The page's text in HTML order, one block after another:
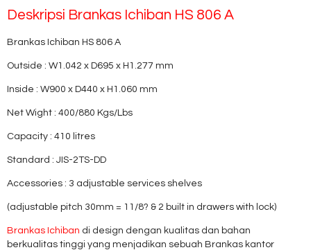
Deskripsi Brankas Ichiban HS 806 A
Brankas Ichiban HS 806 A
Outside : W1.042 x D695 x H1.277 mm
Inside : W900 x D440 x H1.060 mm
Net Wight : 400/880 Kgs/Lbs
Capacity : 410 litres
Standard : JIS-2TS-DD
Accessories : 3 adjustable services shelves
(adjustable pitch 30mm = 11/8? & 2 built in drawers with lock)
Brankas Ichiban di design dengan kualitas dan bahan
berkualitas tinggi yang menjadikan sebuah Brankas kantor